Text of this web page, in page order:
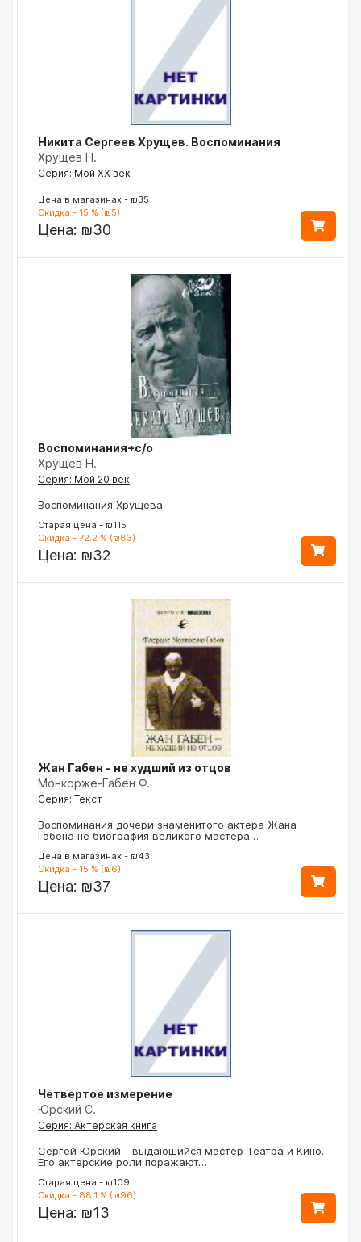
Никита Сергеев Хрущев. Воспоминания
Хрущев Н.
Серия: Мой ХХ век
Цена в магазинах - ₪35
Скидка - 15 % (₪5)
Цена: ₪30
Воспоминания+с/о
Хрущев Н.
Серия: Мой 20 век
Воспоминания Хрущева
Старая цена - ₪115
Скидка - 72.2 % (₪83)
Цена: ₪32
Жан Габен - не худший из отцов
Монкорже-Габен Ф.
Серия: Текст
Воспоминания дочери знаменитого актера Жана
Габена не биография великого мастера…
Цена в магазинах - ₪43
Скидка - 15 % (₪6)
Цена: ₪37
Четвертое измерение
Юрский С.
Серия: Актерская книга
Сергей Юрский - выдающийся мастер Театра и Кино.
Его актерские роли поражают…
Старая цена - ₪109
Скидка - 88.1 % (₪96)
Цена: ₪13